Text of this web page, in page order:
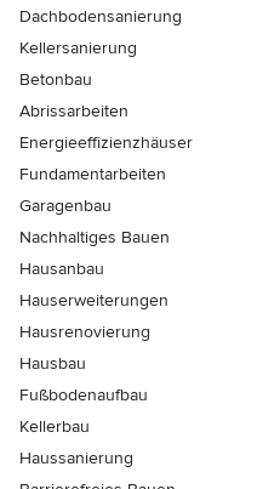
Dachbodensanierung
Kellersanierung
Betonbau
Abrissarbeiten
Energieeffizienzhäuser
Fundamentarbeiten
Garagenbau
Nachhaltiges Bauen
Hausanbau
Hauserweiterungen
Hausrenovierung
Hausbau
Fußbodenaufbau
Kellerbau
Haussanierung